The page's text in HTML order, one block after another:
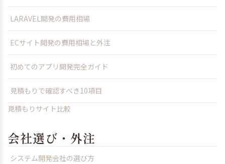
LARAVEL開発の費用相場
ECサイト開発の費用相場と外注
初めてのアプリ開発完全ガイド
見積もりで確認すべき10項目
見積もりサイト比較
会社選び・外注
システム開発会社の選び方